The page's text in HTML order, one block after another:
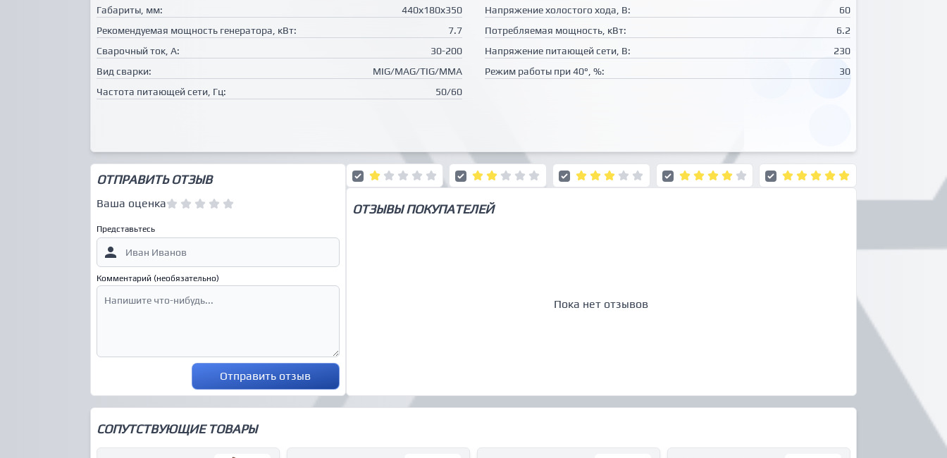
Габариты, мм:
440х180х350 Напряжение холостого хода, В:
60
Рекомендуемая мощность генератора, кВт:
7.7 Потребляемая мощность, кВт:
6.2
Сварочный ток, А:
30-200 Напряжение питающей сети, В:
230
Вид сварки:
MIG/MAG/TIG/MMA Режим работы при 40°, %:
30
Частота питающей сети, Гц:
50/60
ОТПРАВИТЬ ОТЗЫВ
Ваша оценка
Представьтесь
Комментарий (необязательно)
Отправить отзыв
ОТЗЫВЫ ПОКУПАТЕЛЕЙ
Пока нет отзывов
СОПУТСТВУЮЩИЕ ТОВАРЫ